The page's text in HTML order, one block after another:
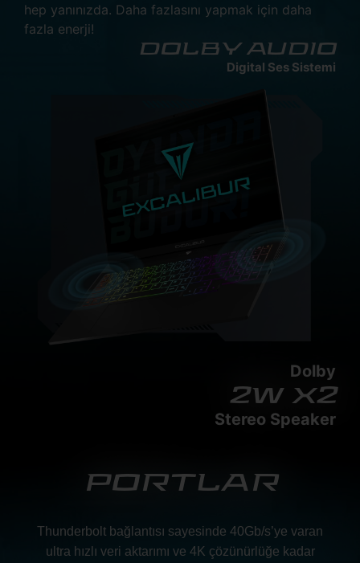
hep yanınızda. Daha fazlasını yapmak için daha
fazla enerji!
DOLBY AUDIO
Digital Ses Sistemi
Dolby
2w x2
Stereo Speaker
PORTLAR
Thunderbolt bağlantısı sayesinde 40Gb/s’ye varan
ultra hızlı veri aktarımı ve 4K çözünürlüğe kadar